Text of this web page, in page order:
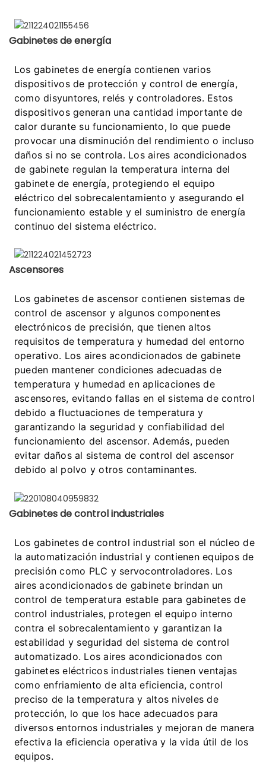
Gabinetes de energía
Los gabinetes de energía contienen varios
dispositivos de protección y control de energía,
como disyuntores, relés y controladores. Estos
dispositivos generan una cantidad importante de
calor durante su funcionamiento, lo que puede
provocar una disminución del rendimiento o incluso
daños si no se controla. Los aires acondicionados
de gabinete regulan la temperatura interna del
gabinete de energía, protegiendo el equipo
eléctrico del sobrecalentamiento y asegurando el
funcionamiento estable y el suministro de energía
continuo del sistema eléctrico.
Ascensores
Los gabinetes de ascensor contienen sistemas de
control de ascensor y algunos componentes
electrónicos de precisión, que tienen altos
requisitos de temperatura y humedad del entorno
operativo. Los aires acondicionados de gabinete
pueden mantener condiciones adecuadas de
temperatura y humedad en aplicaciones de
ascensores, evitando fallas en el sistema de control
debido a fluctuaciones de temperatura y
garantizando la seguridad y confiabilidad del
funcionamiento del ascensor. Además, pueden
evitar daños al sistema de control del ascensor
debido al polvo y otros contaminantes.
Gabinetes de control industriales
Los gabinetes de control industrial son el núcleo de
la automatización industrial y contienen equipos de
precisión como PLC y servocontroladores. Los
aires acondicionados de gabinete brindan un
control de temperatura estable para gabinetes de
control industriales, protegen el equipo interno
contra el sobrecalentamiento y garantizan la
estabilidad y seguridad del sistema de control
automatizado. Los aires acondicionados con
gabinetes eléctricos industriales tienen ventajas
como enfriamiento de alta eficiencia, control
preciso de la temperatura y altos niveles de
protección, lo que los hace adecuados para
diversos entornos industriales y mejoran de manera
efectiva la eficiencia operativa y la vida útil de los
equipos.